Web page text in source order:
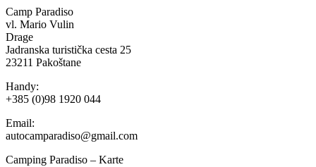
Camp Paradiso
vl. Mario Vulin
Drage
Jadranska turistička cesta 25
23211 Pakoštane
Handy:
+385 (0)98 1920 044
Email:
autocamparadiso@gmail.com
Camping Paradiso – Karte